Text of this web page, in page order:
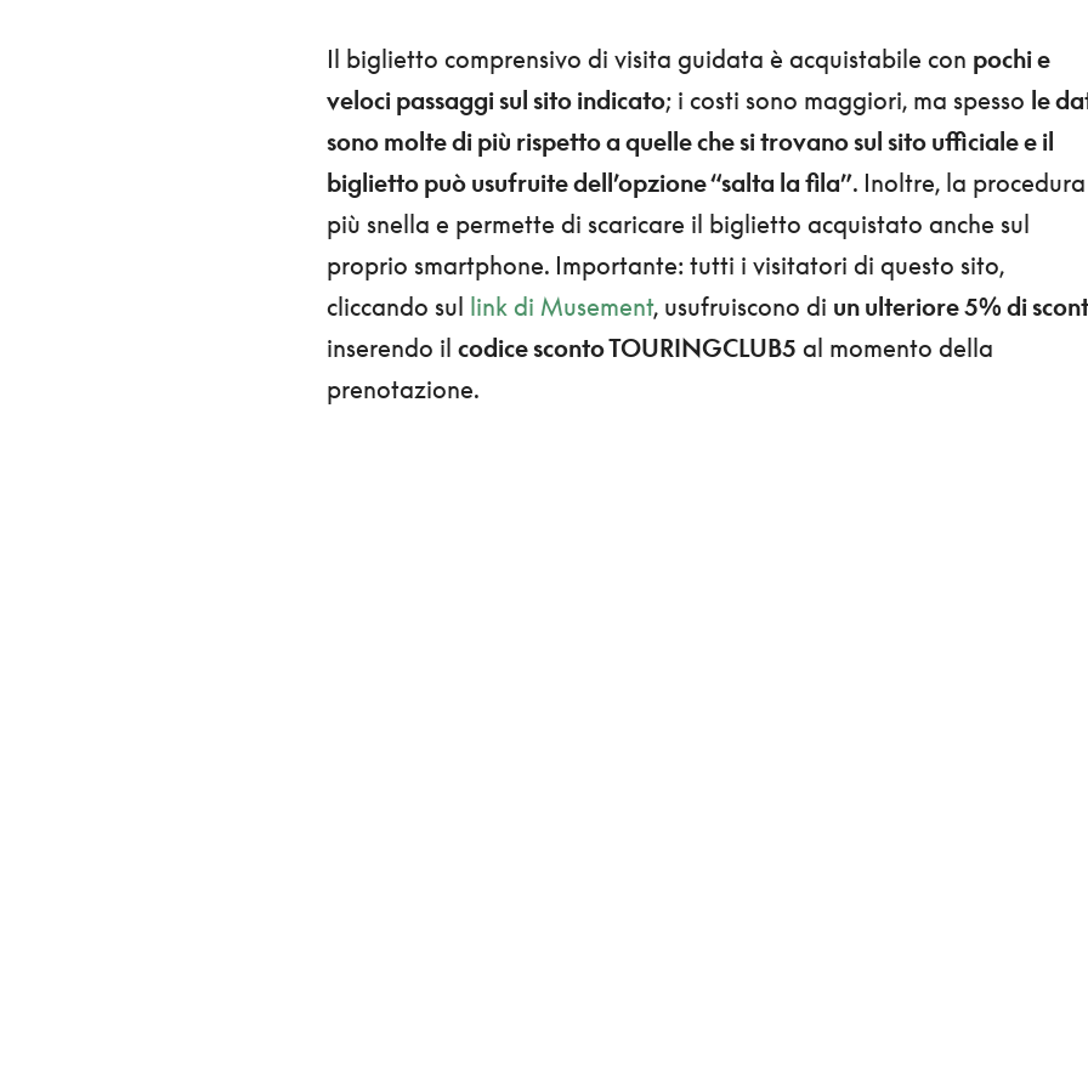
Il biglietto comprensivo di visita guidata è acquistabile con pochi e
veloci passaggi sul sito indicato; i costi sono maggiori, ma spesso le
sono molte di più rispetto a quelle che si trovano sul sito ufficiale e il
biglietto può usufruite dell’opzione “salta la fila”. Inoltre, la
più snella e permette di scaricare il biglietto acquistato anche sul
proprio smartphone. Importante: tutti i visitatori di questo sito,
cliccando sul link di Musement, usufruiscono di un ulteriore 5% di
inserendo il codice sconto TOURINGCLUB5 al momento della
prenotazione.